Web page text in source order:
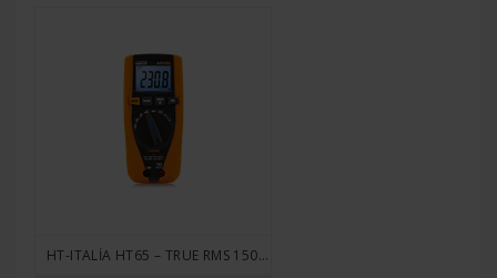
HT-ITALIA HT65 – TRUE RMS 1500V DC DIJITAL MULTIMETRE